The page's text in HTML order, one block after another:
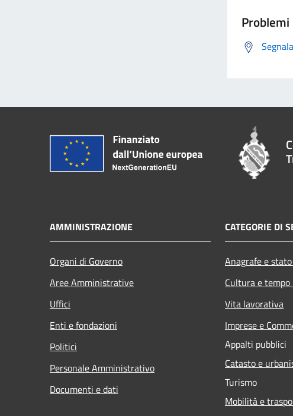
AMMINISTRAZIONE
Organi di Governo
Aree Amministrative
Uffici
Enti e fondazioni
Politici
Personale Amministrativo
Documenti e dati
CATEGORIE DI
Anagrafe e
Cultura e
Vita lavorativa
Imprese e
Appalti pubblici
Catasto e
Turismo
Mobilità e